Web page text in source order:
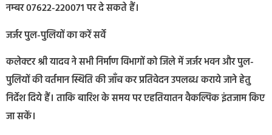
नम्बर 07622-220071 पर दे सकते हैं।
जर्जर पुल-पुलियों का करें सर्वे
कलेक्टर श्री यादव ने सभी निर्माण विभागों को जिले में जर्जर भवन और पुल-
पुलियों की वर्तमान स्थिति की जाँच कर प्रतिवेदन उपलब्ध कराये जाने हेतु
निर्देश दिये हैं। ताकि बारिश के समय पर एहतियातन वैकल्पिक इंतजाम किए
जा सकें।